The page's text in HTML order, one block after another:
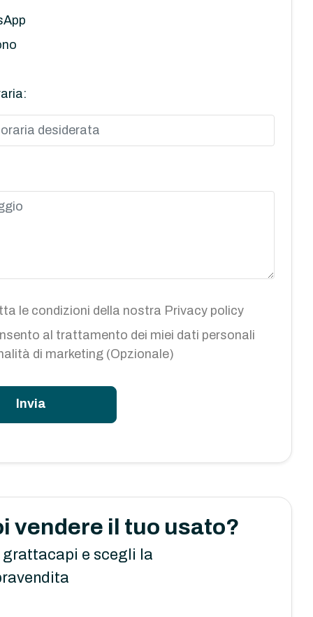
le condizioni della nostra Privacy policy
al trattamento dei miei dati personali
di marketing (Opzionale)
Invia
vendere il tuo usato?
grattacapi e scegli la